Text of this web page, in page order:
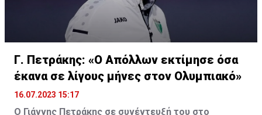
Γ. Πετράκης: «Ο Απόλλων εκτίμησε όσα
έκανα σε λίγους μήνες στον Ολυμπιακό»
16.07.2023 15:17
Ο Γιάννης Πετράκης σε συνέντευξή του στο